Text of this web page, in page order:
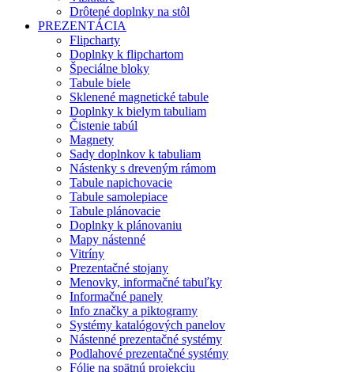
Drôtené doplnky na stôl
PREZENTÁCIA
Flipcharty
Doplnky k flipchartom
Špeciálne bloky
Tabule biele
Sklenené magnetické tabule
Doplnky k bielym tabuliam
Čistenie tabúl
Magnety
Sady doplnkov k tabuliam
Nástenky s dreveným rámom
Tabule napichovacie
Tabule samolepiace
Tabule plánovacie
Doplnky k plánovaniu
Mapy nástenné
Vitríny
Prezentačné stojany
Menovky, informačné tabuľky
Informačné panely
Info značky a piktogramy
Systémy katalógových panelov
Nástenné prezentačné systémy
Podlahové prezentačné systémy
Fólie na spätnú projekciu